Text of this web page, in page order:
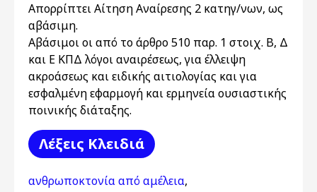
Απορρίπτει Αίτηση Αναίρεσης 2 κατηγ/νων, ως
αβάσιμη.
Αβάσιμοι οι από το άρθρο 510 παρ. 1 στοιχ. Β, Δ
και Ε ΚΠΔ λόγοι αναιρέσεως, για έλλειψη
ακροάσεως και ειδικής αιτιολογίας και για
εσφαλμένη εφαρμογή και ερμηνεία ουσιαστικής
ποινικής διάταξης.
Λέξεις Kλειδιά
ανθρωποκτονία από αμέλεια,